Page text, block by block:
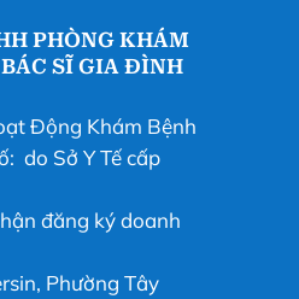
PHÒNG KHÁM
SĨ GIA ĐÌNH
Động Khám Bệnh
do Sở Y Tế cấp
đăng ký doanh
Phường Tây